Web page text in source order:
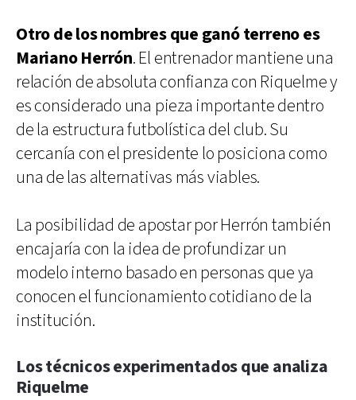
Otro de los nombres que ganó terreno es
Mariano Herrón. El entrenador mantiene una
relación de absoluta confianza con Riquelme y
es considerado una pieza importante dentro
de la estructura futbolística del club. Su
cercanía con el presidente lo posiciona como
una de las alternativas más viables.
La posibilidad de apostar por Herrón también
encajaría con la idea de profundizar un
modelo interno basado en personas que ya
conocen el funcionamiento cotidiano de la
institución.
Los técnicos experimentados que analiza
Riquelme